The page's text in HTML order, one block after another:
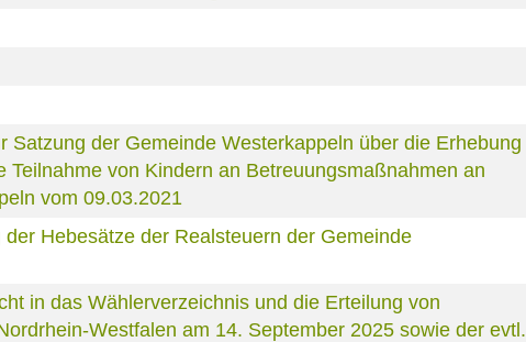
Satzung der Gemeinde Westerkappeln über die Erhebung
von Kindern an Betreuungsmaßnahmen an
vom 09.03.2021
Hebesätze der Realsteuern der Gemeinde
in das Wählerverzeichnis und die Erteilung von
Westfalen am 14. September 2025 sowie der evtl.